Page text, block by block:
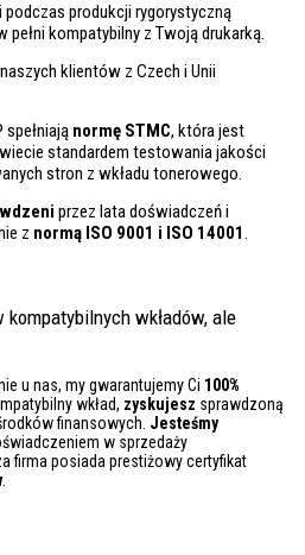
produkcji rygorystyczną
pełni kompatybilny z Twoją drukarką.
klientów z Czech i Unii
normę STMC, która jest
standardem testowania jakości
stron z wkładu tonerowego.
przez lata doświadczeń i
z normą ISO 9001 i ISO 14001.
wkładów, ale
u nas, my gwarantujemy Ci 100%
wkład, zyskujesz sprawdzoną
finansowych. Jesteśmy
w sprzedaży
firma posiada prestiżowy certyfikat